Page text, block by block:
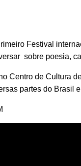
Festival
sobre poesia,
Centro de Cultura
partes do Brasil